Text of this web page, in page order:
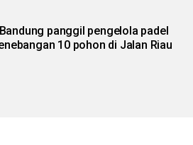
panggil pengelola padel
10 pohon di Jalan Riau